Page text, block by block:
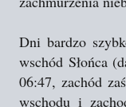
Dni bardzo
wschód Słońca
06:47, zachód
wschodu i